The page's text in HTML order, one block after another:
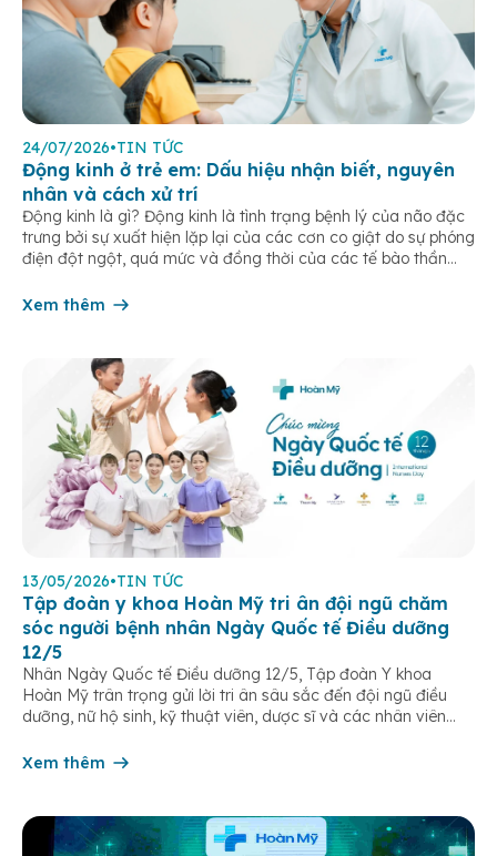
24/07/2026•TIN TỨC
Động kinh ở trẻ em: Dấu hiệu nhận biết, nguyên
nhân và cách xử trí
Động kinh là gì? Động kinh là tình trạng bệnh lý của não đặc
trưng bởi sự xuất hiện lặp lại của các cơn co giật do sự phóng
điện đột ngột, quá mức và đồng thời của các tế bào thần
Xem thêm
13/05/2026•TIN TỨC
Tập đoàn y khoa Hoàn Mỹ tri ân đội ngũ chăm
sóc người bệnh nhân Ngày Quốc tế Điều dưỡng
12/5
Nhân Ngày Quốc tế Điều dưỡng 12/5, Tập đoàn Y khoa
Hoàn Mỹ trân trọng gửi lời tri ân sâu sắc đến đội ngũ điều
dưỡng, nữ hộ sinh, kỹ thuật viên, dược sĩ và các nhân viên
âm thầm đồng hành trên […]
Xem thêm